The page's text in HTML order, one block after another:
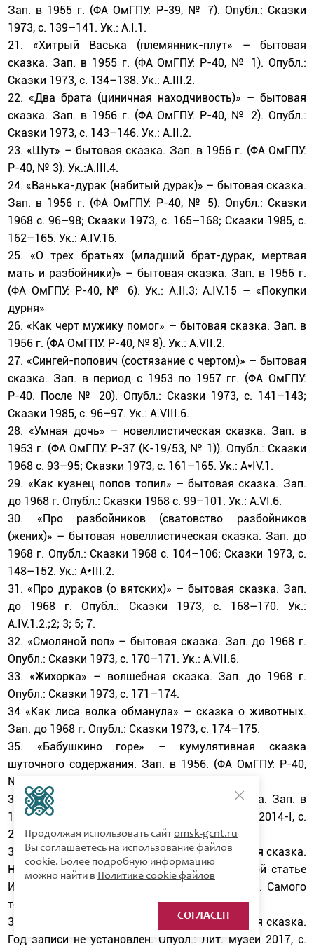
Зап. в 1955 г. (ФА ОмГПУ: Р-39, № 7). Опубл.: Сказки
1973, с. 139–141. Ук.: А.I.1.
21. «Хитрый Васька (племянник-плут» – бытовая
сказка. Зап. в 1955 г. (ФА ОмГПУ: Р-40, № 1). Опубл.:
Сказки 1973, с. 134–138. Ук.: А.III.2.
22. «Два брата (циничная находчивость)» – бытовая
сказка. Зап. в 1956 г. (ФА ОмГПУ: Р-40, № 2). Опубл.:
Сказки 1973, с. 143–146. Ук.: А.II.2.
23. «Шут» – бытовая сказка. Зап. в 1956 г. (ФА ОмГПУ:
Р-40, № 3). Ук.:А.III.4.
24. «Ванька-дурак (набитый дурак)» – бытовая сказка.
Зап. в 1956 г. (ФА ОмГПУ: Р-40, № 5). Опубл.: Сказки
1968 с. 96–98; Сказки 1973, с. 165–168; Сказки 1985, с.
162–165. Ук.: А.IV.16.
25. «О трех братьях (младший брат-дурак, мертвая
мать и разбойники)» – бытовая сказка. Зап. в 1956 г.
(ФА ОмГПУ: Р-40, № 6). Ук.: А.II.3; А.IV.15 – «Покупки
дурня»
26. «Как черт мужику помог» – бытовая сказка. Зап. в
1956 г. (ФА ОмГПУ: Р-40, № 8). Ук.: А.VII.2.
27. «Сингей-попович (состязание с чертом)» – бытовая
сказка. Зап. в период с 1953 по 1957 гг. (ФА ОмГПУ:
Р-40. После № 20). Опубл.: Сказки 1973, с. 141–143;
Сказки 1985, с. 96–97. Ук.: А.VIII.6.
28. «Умная дочь» – новеллистическая сказка. Зап. в
1953 г. (ФА ОмГПУ: Р-37 (К-19/53, № 1)). Опубл.: Сказки
1968 с. 93–95; Сказки 1973, с. 161–165. Ук.: А*IV.1.
29. «Как кузнец попов топил» – бытовая сказка. Зап.
до 1968 г. Опубл.: Сказки 1968 с. 99–101. Ук.: А.VI.6.
30. «Про разбойников (сватовство разбойников
(жених)» – бытовая новеллистическая сказка. Зап. до
1968 г. Опубл.: Сказки 1968 с. 104–106; Сказки 1973, с.
148–152. Ук.: А*III.2.
31. «Про дураков (о вятских)» – бытовая сказка. Зап.
до 1968 г. Опубл.: Сказки 1973, с. 168–170. Ук.:
А.IV.1.2.;2; 3; 5; 7.
32. «Смоляной поп» – бытовая сказка. Зап. до 1968 г.
Опубл.: Сказки 1973, с. 170–171. Ук.: А.VII.6.
33. «Жихорка» – волшебная сказка. Зап. до 1968 г.
Опубл.: Сказки 1973, с. 171–174.
34 «Как лиса волка обманула» – сказка о животных.
Зап. до 1968 г. Опубл.: Сказки 1973, с. 174–175.
35. «Бабушкино горе» – кумулятивная сказка
шуточного содержания. Зап. в 1956. (ФА ОмГПУ: Р-40,
№ 7). Опубл.: Сказки 1968 с. 102–103.
36. «Фёдор-коровин сын» – волшебная сказка. Зап. в
1970 г. Опубл.: Сказки 1977, с. 11–17; Леонова 2014-I, с.
282–285.
37. «Как хохол быка в ученье отдал» – бытовая сказка.
Но о ней только упоминание во вступительной статье
И. С. Коровкина к сборнику: Сказки 1973, с. 8. Самого
текста пока не обнаружено.
38. «Иван и его Лебедушка-жена» – волшебная сказка.
Год записи не установлен. Опубл.: Лит. музей 2017, с.
Продолжая использовать сайтomsk-gcnt.ru
Вы соглашаетесь на использование файлов
cookie. Более подробную информацию
можно найти в Политике cookie файлов
СОГЛАСЕН